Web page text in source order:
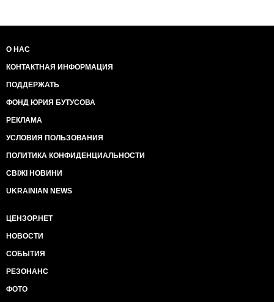
О НАС
КОНТАКТНАЯ ИНФОРМАЦИЯ
ПОДДЕРЖАТЬ
ФОНД ЮРИЯ БУТУСОВА
РЕКЛАМА
УСЛОВИЯ ПОЛЬЗОВАНИЯ
ПОЛИТИКА КОНФИДЕНЦИАЛЬНОСТИ
СВІЖІ НОВИНИ
UKRAINIAN NEWS
ЦЕНЗОР.НЕТ
НОВОСТИ
СОБЫТИЯ
РЕЗОНАНС
ФОТО